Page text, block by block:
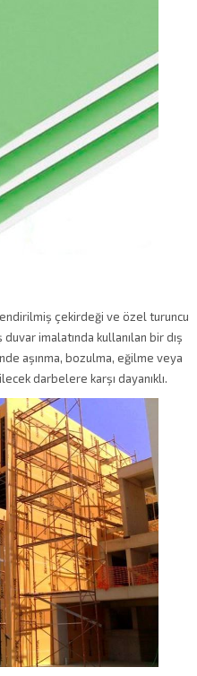
çekirdeği ve özel turuncu
imalatında kullanılan bir dış
aşınma, bozulma, eğilme veya
darbelere karşı dayanıklı.